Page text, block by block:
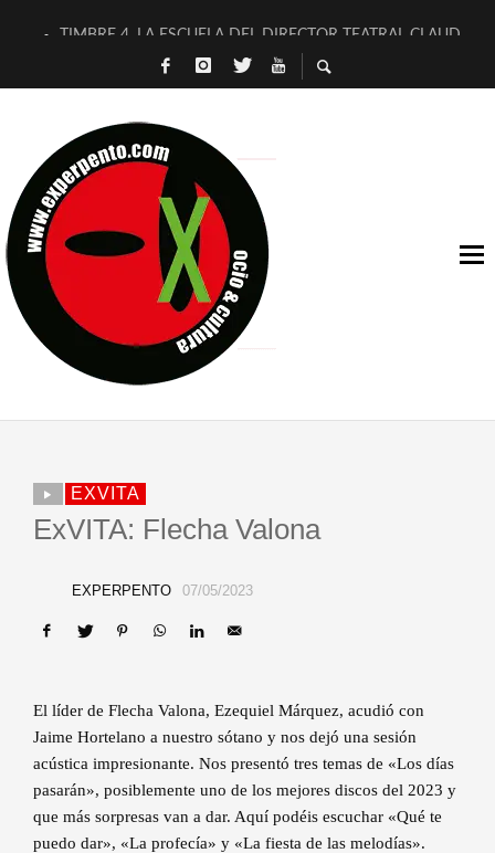
TIMBRE 4, LA ESCUELA DEL DIRECTOR TEATRAL CLAUDIO
30 AÑOS (NO ES NADA) DE LA KATARSIS DEL TOMATAZO
D’BALDOMEROS REINVENTAN [BITÁCORA 3.0] EN EXVITA
MARSHALL FLASH PRESENTA EN EXVITA [RELATIVA
JOFRE BARDAGÍ EN EXVITA INTERPRETANDO A SERRAT
YORCH PRESENTA [CURSO DE ARMONÍA PERSECUTORIA]
MAGALÍ SARE NOS EXPLICA [DESCASADA]
«NO TENGO PUTOS SUEÑOS»
EXVITA
ExVITA: Flecha Valona
EXPERPENTO 07/05/2023
El líder de Flecha Valona, Ezequiel Márquez, acudió con
Jaime Hortelano a nuestro sótano y nos dejó una sesión
acústica impresionante. Nos presentó tres temas de «Los días
pasarán», posiblemente uno de los mejores discos del 2023 y
que más sorpresas van a dar. Aquí podéis escuchar «Qué te
puedo dar», «La profecía» y «La fiesta de las melodías».